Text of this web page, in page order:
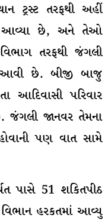
ટ્રસ્ટ તરફથી અહીં
આવ્યા છે, અને તેઓ
તરફથી જંગલી
આવી છે. બીજી બાજુ
આદિવાસી પરિવાર
જંગલી જાનવર તેમના
પણ વાત સામે
પાસે 51 શકિતપીઠ
વિભાન હરકતમાં આવ્યુ